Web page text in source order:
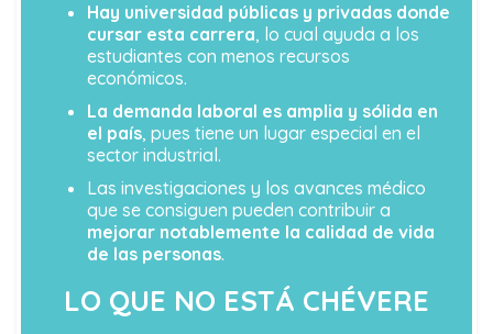
Hay universidad públicas y privadas donde
cursar esta carrera, lo cual ayuda a los
estudiantes con menos recursos
económicos.
La demanda laboral es amplia y sólida en
el país, pues tiene un lugar especial en el
sector industrial.
Las investigaciones y los avances médico
que se consiguen pueden contribuir a
mejorar notablemente la calidad de vida
de las personas.
LO QUE NO ESTÁ CHÉVERE